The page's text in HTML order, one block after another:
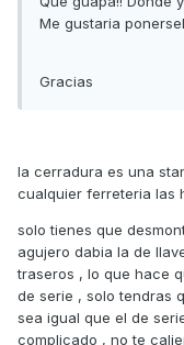
Me gustaria
Gracias
la cerradura es una
cualquier ferreteria las
solo tienes que
agujero dabia la de
traseros , lo que hace
de serie , solo tendras
sea igual que el de
complicado , no te